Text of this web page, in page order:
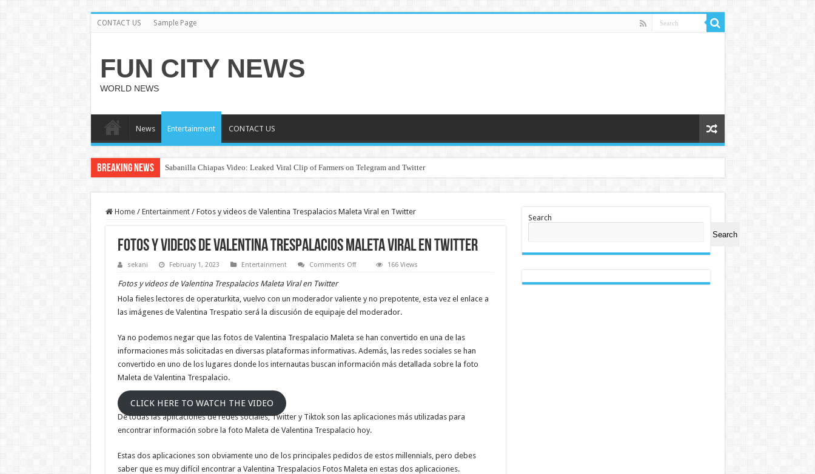
CONTACT US Sample Page
FUN CITY NEWS
WORLD NEWS
News Entertainment CONTACT US
Breaking News Sabanilla Chiapas Video: Leaked Viral Clip of Farmers on Telegram and Twitter
Home / Entertainment / Fotos y videos de Valentina Trespalacios Maleta Viral en Twitter
Fotos y videos de Valentina Trespalacios Maleta Viral en Twitter
sekani February 1, 2023 Entertainment Comments Offon
de
Valentina
Trespalacios
en
Twitter
166 Views
Fotos y videos de Valentina Trespalacios Maleta Viral en Twitter
Hola fieles lectores de operaturkita, vuelvo con un moderador valiente y no prepotente, esta vez el enlace a
las imágenes de Valentina Trespatio será la discusión de equipaje del moderador.
Ya no podemos negar que las fotos de Valentina Trespalacio Maleta se han convertido en una de las
informaciones más solicitadas en diversas plataformas informativas. Además, las redes sociales se han
convertido en uno de los lugares donde los internautas buscan información más detallada sobre la foto
Maleta de Valentina Trespalacio.
CLICK HERE TO WATCH THE VIDEO
De todas las aplicaciones de redes sociales, Twitter y Tiktok son las aplicaciones más utilizadas para
encontrar información sobre la foto Maleta de Valentina Trespalacio hoy.
Estas dos aplicaciones son obviamente uno de los principales pedidos de estos millennials, pero debes
saber que es muy difícil encontrar a Valentina Trespalacios Fotos Maleta en estas dos aplicaciones.
Search
Search